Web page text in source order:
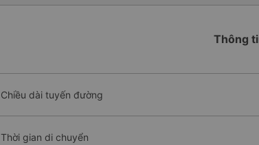
Thông
Chiều dài tuyến đường
Thời gian di chuyển